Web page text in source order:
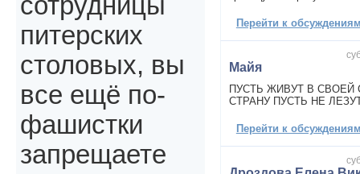
Перейти к
Майя
ПУСТЬ ЖИВУТ В СВОЕЙ
СТРАНУ ПУСТЬ НЕ
Перейти к
сотрудницы
питерских
столовых, вы
все ещё по-
фашистки
запрещаете